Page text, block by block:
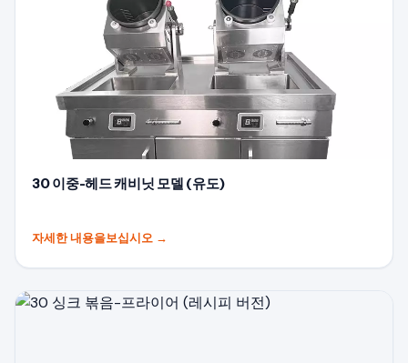
30 이중-헤드 캐비닛 모델 (유도)
자세한 내용을보십시오 →